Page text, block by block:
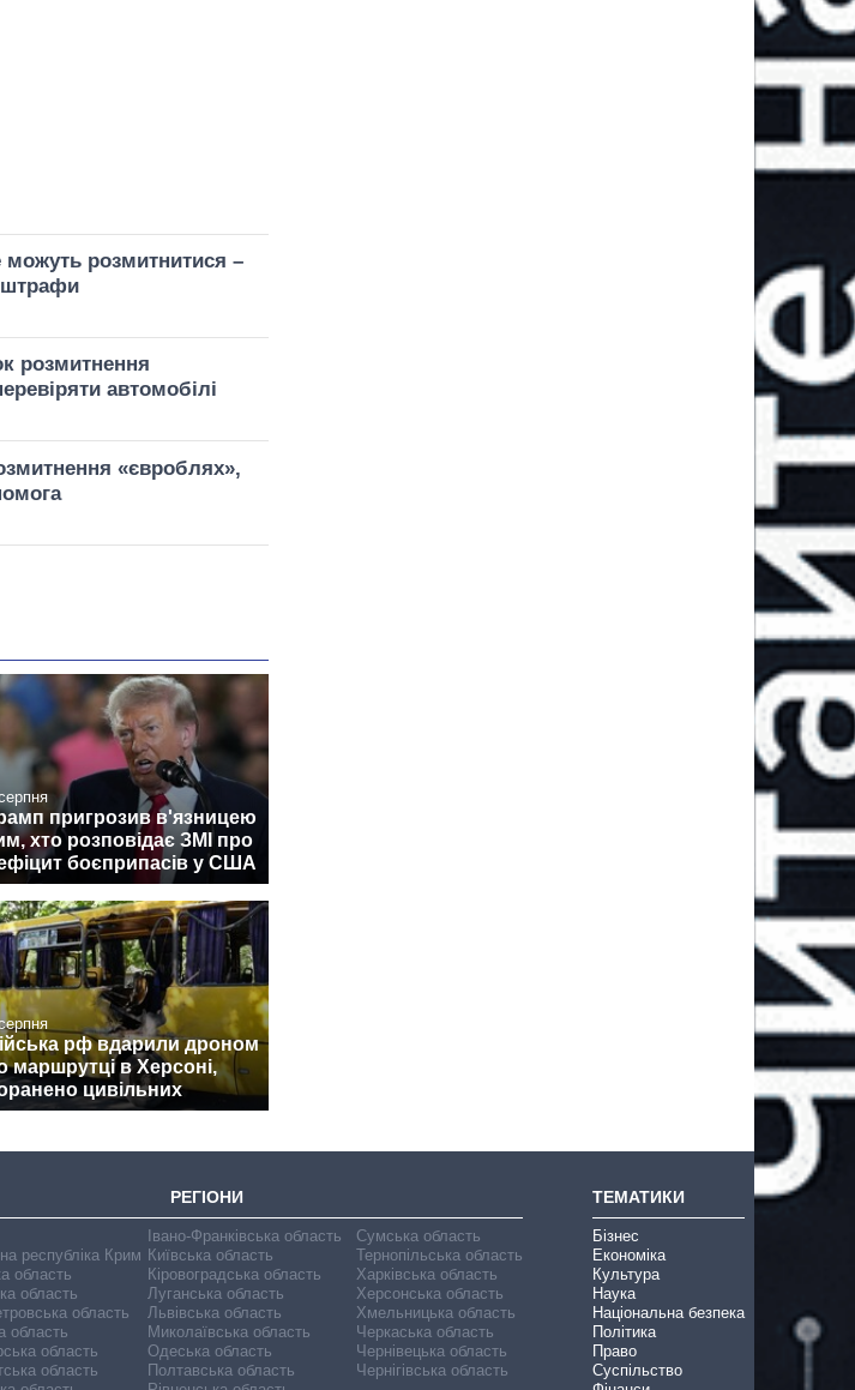
можуть розмитнитися –
штрафи
розмитнення
автомобілі
«євроблях»,
пригрозив в'язницею
хто розповідає ЗМІ про
боєприпасів у США
рф вдарили дроном
маршрутці в Херсоні,
цивільних
РЕГІОНИ
республіка Крим
область
область
область
область
область
область
Івано-Франківська область
Київська область
Кіровоградська область
Луганська область
Львівська область
Миколаївська область
Одеська область
Полтавська область
Сумська область
Тернопільська область
Харківська область
Херсонська область
Хмельницька область
Черкаська область
Чернівецька область
Чернігівська область
ТЕМАТИКИ
Бізнес
Економіка
Культура
Наука
Національна безпека
Політика
Право
Суспільство